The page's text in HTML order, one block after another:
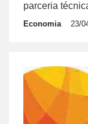
parceria
Economia 23/